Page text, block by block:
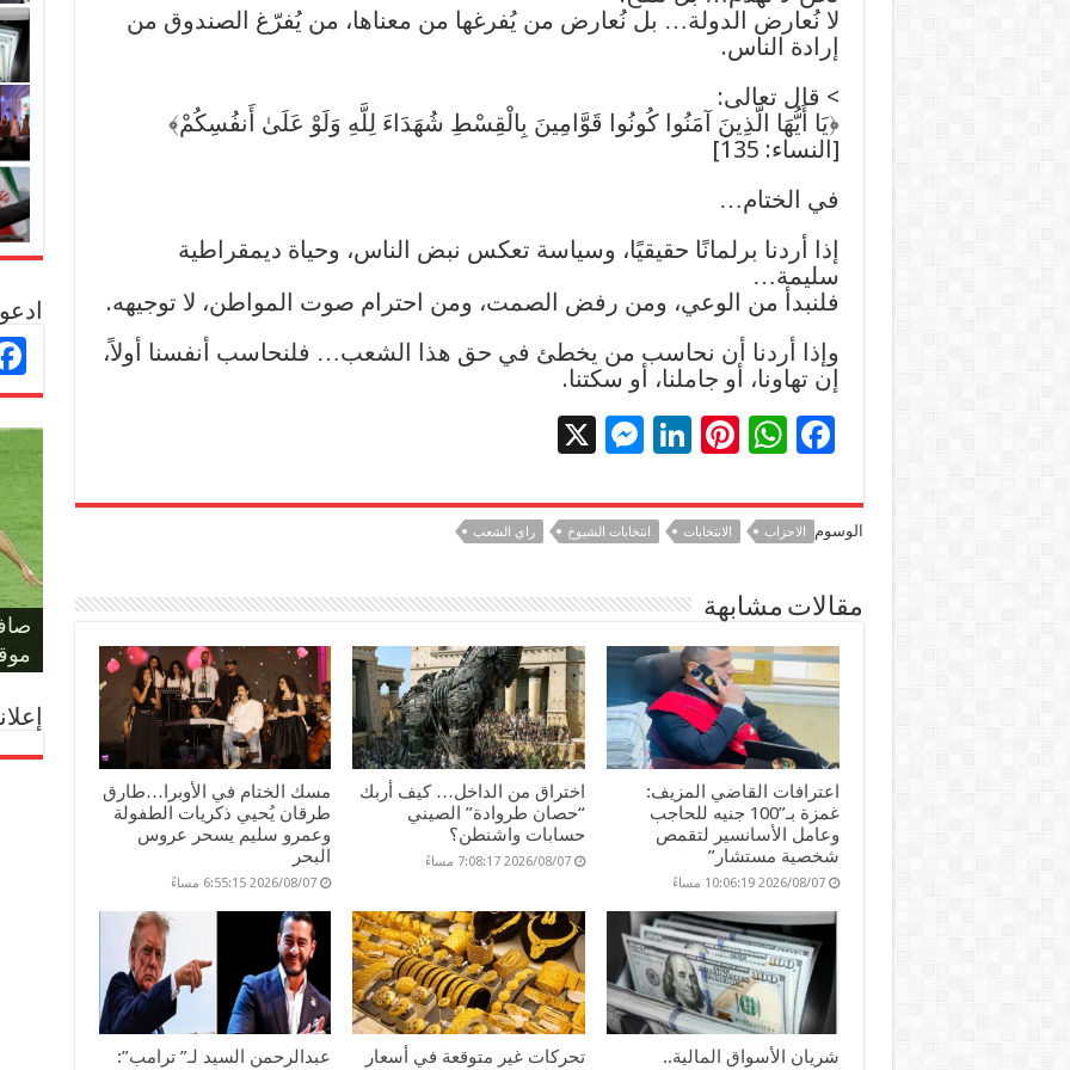
لا نُعارض الدولة… بل نُعارض من يُفرغها من معناها، من يُفرّغ الصندوق من
إرادة الناس.
> قال تعالى:
﴿يَا أَيُّهَا الَّذِينَ آمَنُوا كُونُوا قَوَّامِينَ بِالْقِسْطِ شُهَدَاءَ لِلَّهِ وَلَوْ عَلَىٰ أَنفُسِكُمْ﴾
[النساء: 135]
في الختام…
إذا أردنا برلمانًا حقيقيًا، وسياسة تعكس نبض الناس، وحياة ديمقراطية
سليمة…
فلنبدأ من الوعي، ومن رفض الصمت، ومن احترام صوت المواطن، لا توجيهه.
وإذا أردنا أن نحاسب من يخطئ في حق هذا الشعب… فلنحاسب أنفسنا أولاً،
إن تهاونا، أو جاملنا، أو سكتنا.
F
e
b
o
k
W
at
sA
p
p
Pi
er
es
t
Li
k
e
dI
n
M
se
n
g
er
الوسوم الاحزاب الانتخابات انتخابات الشيوخ راي الشعب
مقالات مشابهة
اعترافات القاضي المزيف:
غمزة بـ”100 جنيه للحاجب
وعامل الأسانسير لتقمص
شخصية مستشار”
2026/08/07 10:06:19 مساءً
اختراق من الداخل… كيف أربك
“حصان طروادة” الصيني
حسابات واشنطن؟
2026/08/07 7:08:17 مساءً
مسك الختام في الأوبرا…طارق
طرقان يُحيي ذكريات الطفولة
وعمرو سليم يسحر عروس
البحر
2026/08/07 6:55:15 مساءً
شريان الأسواق المالية..
تحركات غير متوقعة في أسعار
عبدالرحمن السيد لـ” ترامب”:
أمام